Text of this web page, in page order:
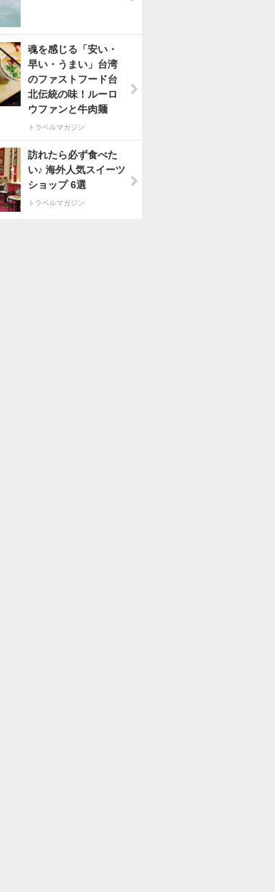
魂を感じる「安い・
早い・うまい」台湾
のファストフード台
北伝統の味！ルーロ
ウファンと牛肉麺
トラベルマガジン
訪れたら必ず食べた
い♪ 海外人気スイーツ
ショップ 6選
トラベルマガジン